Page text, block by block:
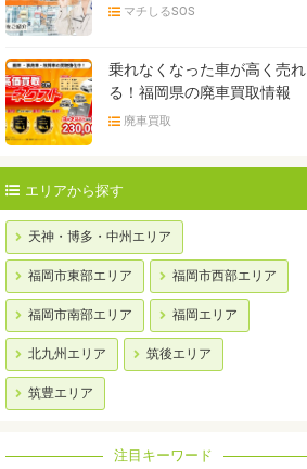
マチしるSOS
乗れなくなった車が高く売れ
る！福岡県の廃車買取情報
廃車買取
エリアから探す
天神・博多・中州エリア
福岡市東部エリア 福岡市西部エリア
福岡市南部エリア 福岡エリア
北九州エリア 筑後エリア
筑豊エリア
注目キーワード